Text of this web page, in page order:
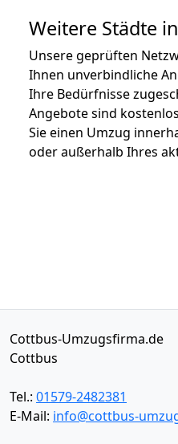
Weitere Städte
Unsere geprüften
Ihnen unverbindliche
Ihre Bedürfnisse
Angebote sind
Sie einen Umzug
oder außerhalb Ihres
Cottbus-Umzugsfirma.de
Cottbus
Tel.: 01579-2482381
E-Mail: info@cottbus-